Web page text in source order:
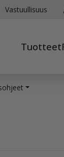
Vastuullisuus
Tuotteet